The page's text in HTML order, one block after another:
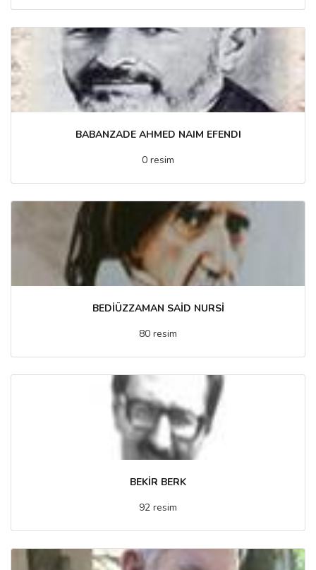
BABANZADE AHMED NAIM EFENDI
0 resim
BEDİÜZZAMAN SAİD NURSİ
80 resim
BEKİR BERK
92 resim